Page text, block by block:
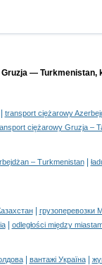
— Turkmenistan,
transport ciężarowy
ciężarowy Gruzja –
– Turkmenistan|
|
грузоперевозки
| odległości między
| вантажі Україна|